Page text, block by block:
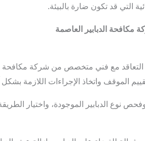
التي قد تكون ضارة بالبيئة.
مكافحة الدبابير العاصمة
مع فني متخصص من شركة مكافحة
الموقف واتخاذ الإجراءات اللازمة
نوع الدبابير الموجودة، واختيار